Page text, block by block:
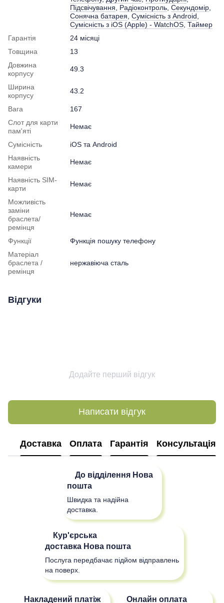
Підсвічування
Радіоконтроль Секундомір
Сонячна батарея Сумісність з Android
Сумісність з iOS (Apple) - WatchOS Таймер
Гарантія
24 місяці
Товщина
13
Довжина
корпусу
49.3
Ширина
корпусу
43.2
Вага
167
Слот для карти
пам'яті
Немає
Сумісність
iOS та Android
Наявність
камери
Немає
Наявність SIM-
карти
Немає
Можливість
заміни
браслета/
ремінця
Немає
Функції
Функція пошуку телефону
Матеріал
браслета /
ремінця
нержавіюча сталь
Відгуки
Додайте перший відгук
Написати відгук
Доставка Оплата Гарантія Консультація
До відділення Нова
пошта
Швидка та надійна
доставка.
Кур'єрська
доставка Нова пошта
Послуга передбачає підйом відправлень
на поверх.
Накладений платіж
Онлайн оплата